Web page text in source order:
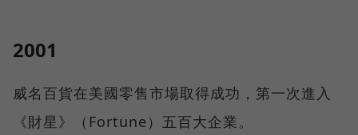
2001
威名百貨在美國零售市場取得成功，第一次進入
《財星》（Fortune）五百大企業。